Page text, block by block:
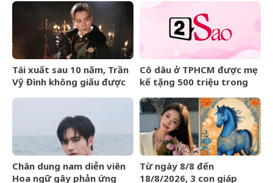
Nam?
Tái xuất sau 10 năm, Trần
Vỹ Đình không giấu được
Cô dâu ở TPHCM được mẹ
kế tặng 500 triệu trong
‘gây sốt’
Chân dung nam diễn viên
Hoa ngữ gây phản ứng
Từ ngày 8/8 đến
18/8/2026, 3 con giáp